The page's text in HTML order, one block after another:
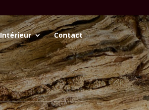
Contact